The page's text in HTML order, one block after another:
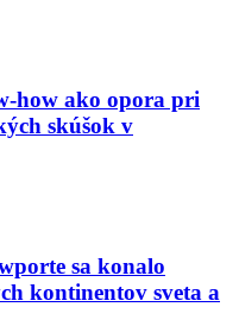
how ako opora pri
skúšok v
sa konalo
kontinentov sveta a